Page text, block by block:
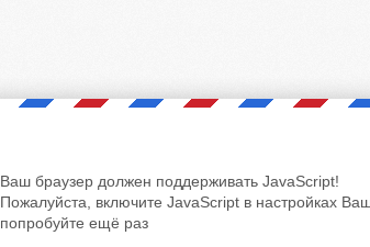
Ваш браузер должен поддерживать JavaScript!
Пожалуйста, включите JavaScript в настройках
попробуйте ещё раз